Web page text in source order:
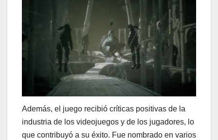
Además, el juego recibió críticas positivas de la
industria de los videojuegos y de los jugadores, lo
que contribuyó a su éxito. Fue nombrado en varios